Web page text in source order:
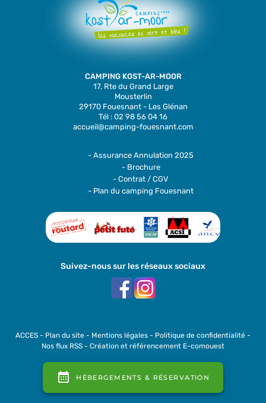
CAMPING KOST-AR-MOOR
17, Rte du Grand Large
Mousterlin
29170 Fouesnant - Les Glénan
Tél : 02 98 56 04 16
accueil@camping-fouesnant.com
- Assurance Annulation 2025
- Brochure
- Contrat / CGV
- Plan du camping Fouesnant
Suivez-nous sur les réseaux sociaux
ACCES - Plan du site - Mentions légales - Politique de confidentialité -
Nos flux RSS - Création et référencement E-comouest